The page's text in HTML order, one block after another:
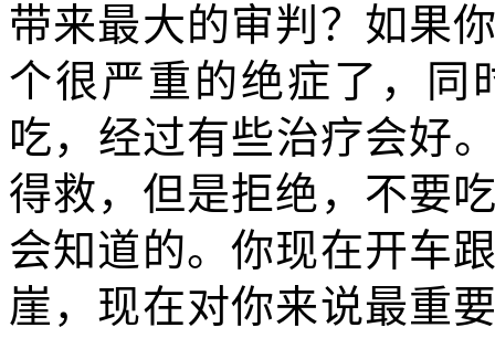
带来最大的审判？如果
个很严重的绝症了，同
吃，经过有些治疗会好
得救，但是拒绝，不要
会知道的。你现在开车
崖，现在对你来说最重